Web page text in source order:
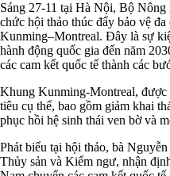
Sáng 27-11 tại Hà Nội, Bộ
chức hội thảo thúc đẩy bảo vệ
Kunming–Montreal. Đây là sự
hành động quốc gia đến năm
các cam kết quốc tế thành các
Khung Kunming-Montreal, được
tiêu cụ thể, bao gồm giảm khai
phục hồi hệ sinh thái ven bờ và
Phát biểu tại hội thảo, bà
Thủy sản và Kiểm ngư, nhận